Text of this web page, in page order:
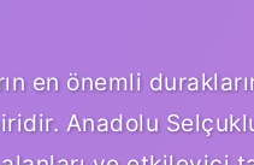
en önemli
Anadolu